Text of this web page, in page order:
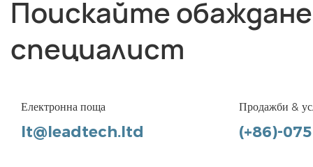
Поискайте
специалист
Електронна поща
lt@leadtech.ltd
Продажби &
(+86)-